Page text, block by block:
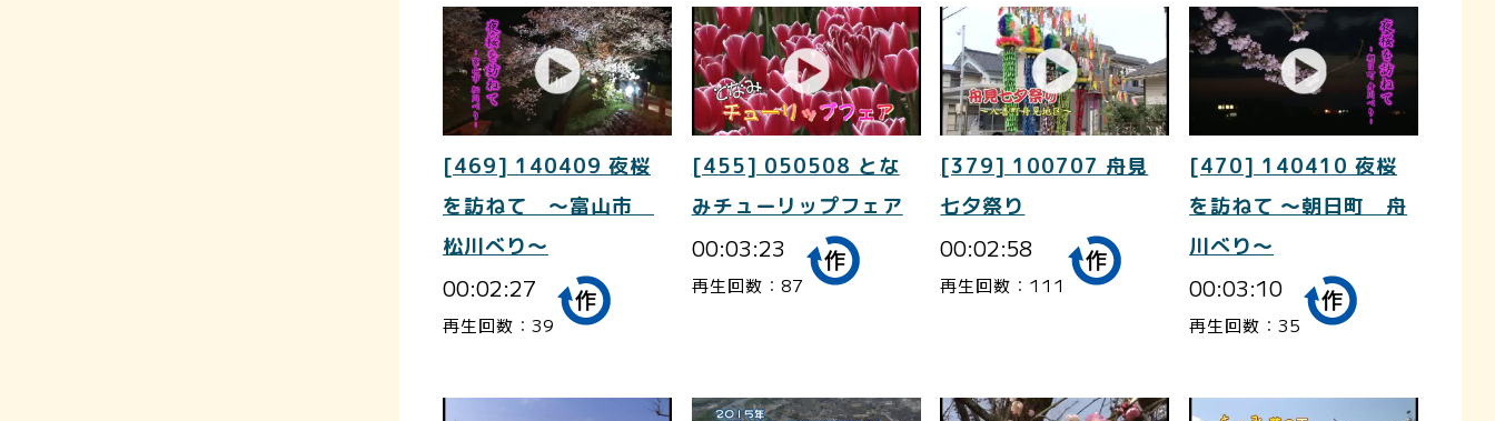
[469] 140409 夜桜
を訪ねて ～富山市
松川べり～
00:02:27
再生回数：39
[455] 050508 とな
みチューリップフェア
00:03:23
再生回数：87
[379] 100707 舟見
七夕祭り
00:02:58
再生回数：111
[470] 140410 夜桜
を訪ねて ～朝日町 舟
川べり～
00:03:10
再生回数：35